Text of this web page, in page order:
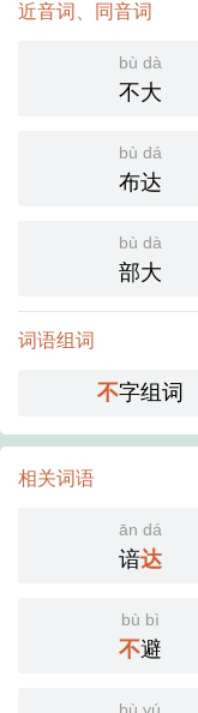
近音词、同音词
bù dà
不大
bù dá
布达
bù dà
部大
词语组词
不字组词
相关词语
ān dá
谙达
bù bì
不避